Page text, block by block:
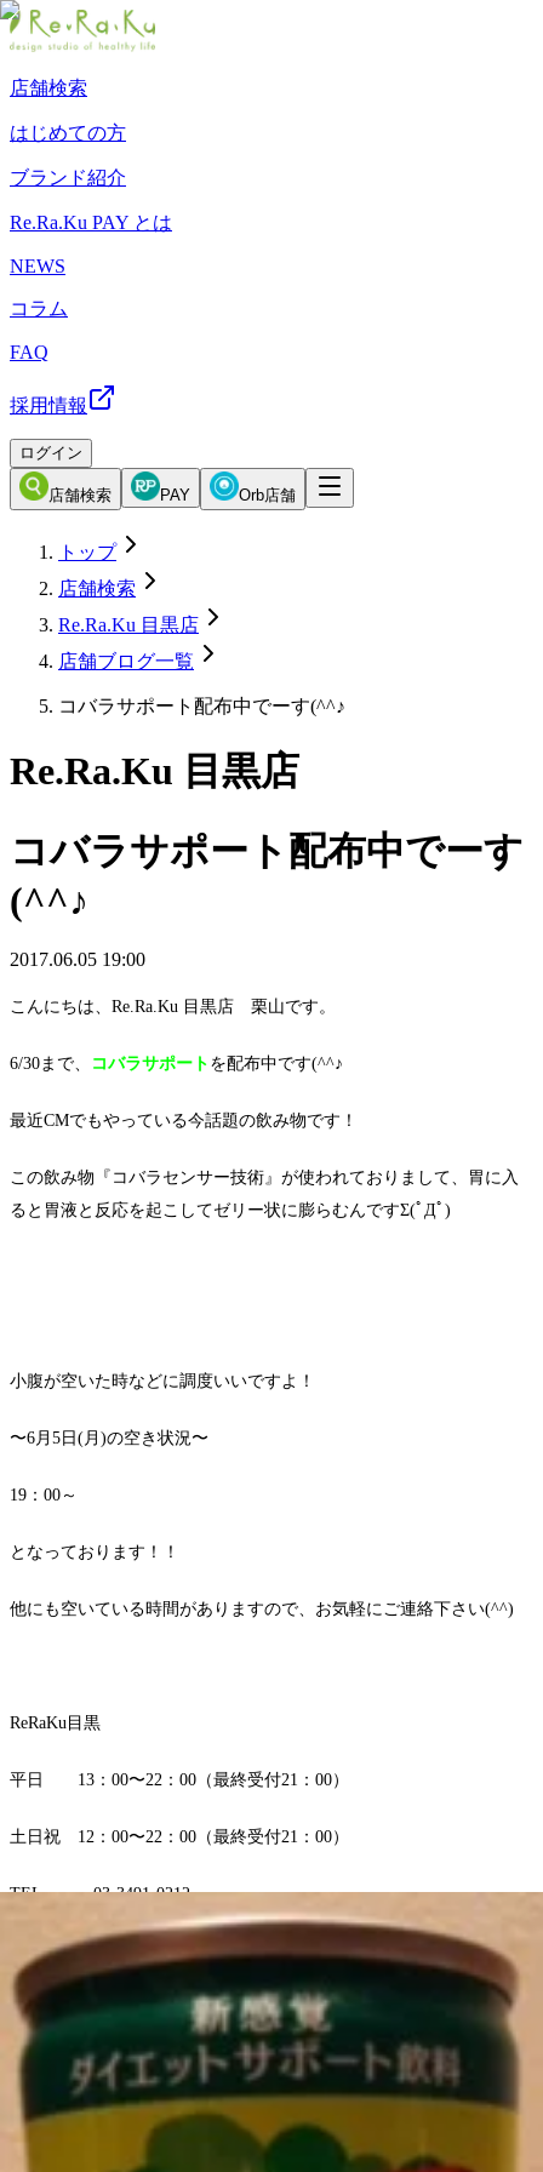
店舗検索
はじめての方
ブランド紹介
Re.Ra.Ku PAY とは
NEWS
コラム
FAQ
採用情報
ログイン
店舗検索 PAY Orb店舗
トップ
店舗検索
Re.Ra.Ku 目黒店
店舗ブログ一覧
コバラサポート配布中でーす(^^♪
Re.Ra.Ku 目黒店
コバラサポート配布中でーす
(^^♪
2017.06.05 19:00
こんにちは、Re.Ra.Ku 目黒店 栗山です。
6/30まで、 コバラサポート を配布中です(^^♪
最近CMでもやっている今話題の飲み物です！
この飲み物『コバラセンサー技術』が使われておりまして、胃に入
ると胃液と反応を起こしてゼリー状に膨らむんですΣ(ﾟДﾟ)
小腹が空いた時などに調度いいですよ！
〜6月5日(月)の空き状況〜
19：00～
となっております！！
他にも空いている時間がありますので、お気軽にご連絡下さい(^^)
ReRaKu目黒
平日 13：00〜22：00（最終受付21：00）
土日祝 12：00〜22：00（最終受付21：00）
TEL．．．03-3491-0212
住所．．．東京都目黒区下目黒1-1-14 コノトラビル8F
スタッフ一同心よりお待ちしております。
最後までお読みいだいてありがとうございます。